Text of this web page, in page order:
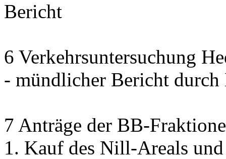
Bericht
6 Verkehrsuntersuchung
- mündlicher Bericht
7 Anträge der BB-
1. Kauf des Nill-Areals